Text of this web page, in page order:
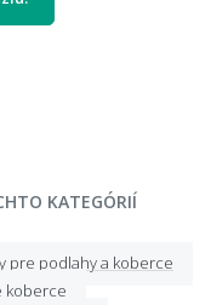
KATEGÓRIÍ
pre podlahy a koberce
koberce